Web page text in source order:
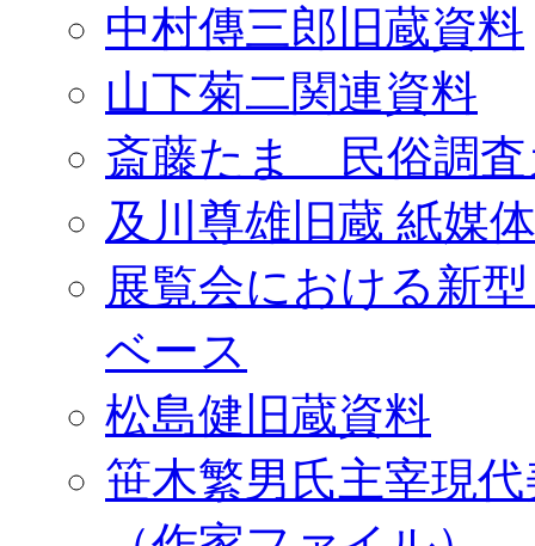
中村傳三郎旧蔵資料
山下菊二関連資料
斎藤たま 民俗調査
及川尊雄旧蔵 紙媒
展覧会における新
ベース
松島健旧蔵資料
笹木繁男氏主宰現